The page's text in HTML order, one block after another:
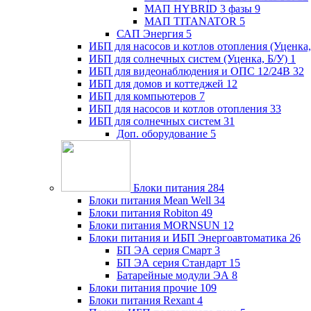
МАП HYBRID 3 фазы 9
МАП TITANATOR 5
САП Энергия 5
ИБП для насосов и котлов отопления
ИБП для солнечных систем (Уценка, Б/У) 1
ИБП для видеонаблюдения и ОПС 12/24В 32
ИБП для домов и коттеджей 12
ИБП для компьютеров 7
ИБП для насосов и котлов отопления 33
ИБП для солнечных систем 31
Доп. оборудование 5
Блоки питания 284
Блоки питания Mean Well 34
Блоки питания Robiton 49
Блоки питания MORNSUN 12
Блоки питания и ИБП Энергоавтоматика 26
БП ЭА серия Смарт 3
БП ЭА серия Стандарт 15
Батарейные модули ЭА 8
Блоки питания прочие 109
Блоки питания Rexant 4